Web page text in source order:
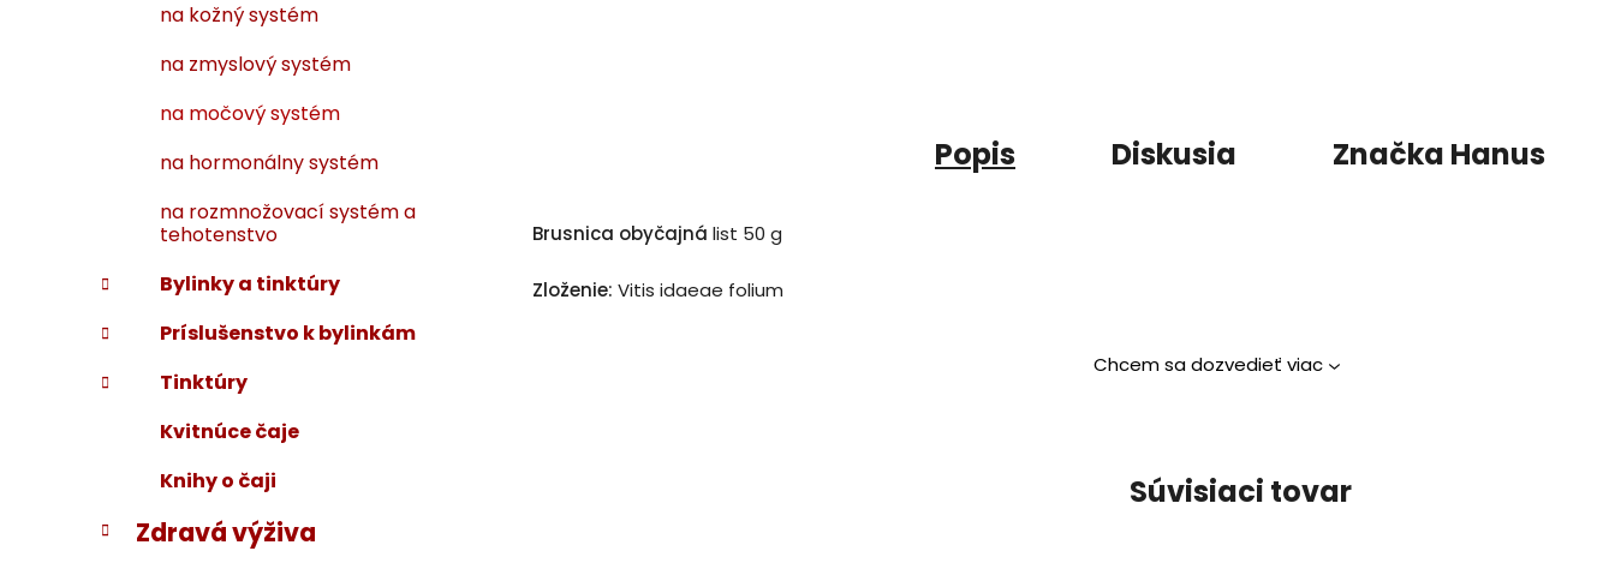
na kožný systém
na zmyslový systém
na močový systém
na hormonálny systém
na rozmnožovací systém a
tehotenstvo
Bylinky a tinktúry
Príslušenstvo k bylinkám
Tinktúry
Kvitnúce čaje
Knihy o čaji
Zdravá výživa
Popis Diskusia Značka Hanus
Brusnica obyčajná list 50 g
Zloženie: Vitis idaeae folium
Chcem sa dozvedieť viac
Súvisiaci tovar